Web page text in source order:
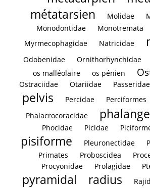
métatarsien
Molidae
Monodontidae
Monotremata
Myrmecophagidae
Natricidae
Odobenidae Ornithorhynchidae
os malléolaire os pénien
Ostraciidae Otariidae Passeridae
pelvis Percidae Perciformes
Phalacrocoracidae
phalange
Phocidae
Picidae
pisiforme Pleuronectidae
Primates
Proboscidea
Procyonidae
Prolagidae
pyramidal radius